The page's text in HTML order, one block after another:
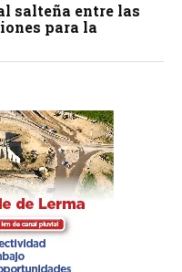
salteña entre las
para la